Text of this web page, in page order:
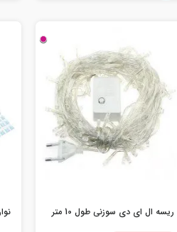
ریسه ال ای دی سوزنی طول 10 متر